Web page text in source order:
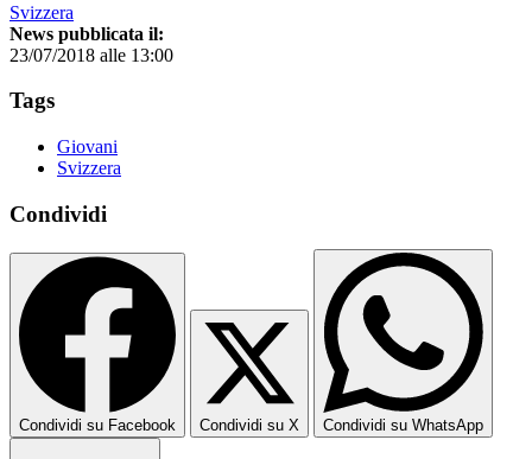
Svizzera
News pubblicata il:
23/07/2018 alle 13:00
Tags
Giovani
Svizzera
Condividi
Condividi su Facebook Condividi su X Condividi su WhatsApp